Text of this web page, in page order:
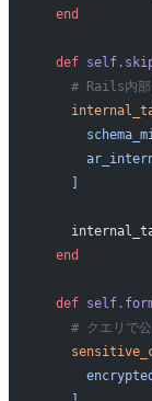
  end
  def
# Rails内部
  end
  def
# クエリで公